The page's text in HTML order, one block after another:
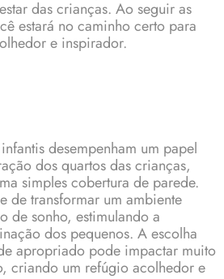
das crianças. Ao seguir as
estará no caminho certo para
e inspirador.
desempenham um papel
dos quartos das crianças,
simples cobertura de parede.
de transformar um ambiente
de sonho, estimulando a
dos pequenos. A escolha
apropriado pode impactar muito
criando um refúgio acolhedor e